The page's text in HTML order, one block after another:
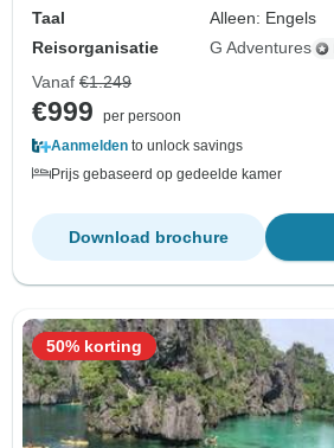
Taal
Alleen: Engels
Reisorganisatie
G Adventures
Vanaf €1.249
€999
per persoon
Aanmelden to unlock savings
Prijs gebaseerd op gedeelde kamer
Download brochure
50% korting